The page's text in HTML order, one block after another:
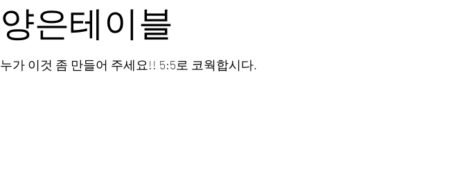
양은테이블
누가 이것 좀 만들어 주세요!! 5:5로 코웍합시다.